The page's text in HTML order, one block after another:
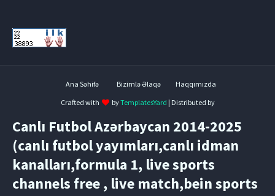
Ana Səhifə Bizimlə Əlaqə
Haqqımızda
Crafted with
byTemplatesYard | Distributed by
Canlı Futbol Azərbaycan 2014-2025
(canlı futbol yayımları,canlı idman
kanalları,formula 1, live sports
channels free , live match,bein sports